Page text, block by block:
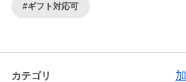
#ギフト対応可
カテゴリ